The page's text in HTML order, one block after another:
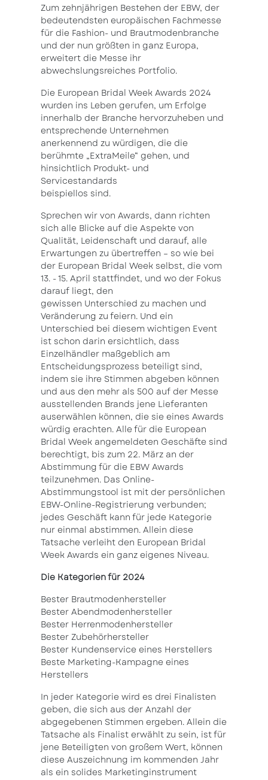
Zum zehnjährigen Bestehen der EBW, der
bedeutendsten europäischen Fachmesse
für die Fashion- und Brautmodenbranche
und der nun größten in ganz Europa,
erweitert die Messe ihr
abwechslungsreiches Portfolio.
Die European Bridal Week Awards 2024
wurden ins Leben gerufen, um Erfolge
innerhalb der Branche hervorzuheben und
entsprechende Unternehmen
anerkennend zu würdigen, die die
berühmte „ExtraMeile“ gehen, und
hinsichtlich Produkt- und
Servicestandards
beispiellos sind.
Sprechen wir von Awards, dann richten
sich alle Blicke auf die Aspekte von
Qualität, Leidenschaft und darauf, alle
Erwartungen zu übertreffen – so wie bei
der European Bridal Week selbst, die vom
13. - 15. April stattfindet, und wo der Fokus
darauf liegt, den
gewissen Unterschied zu machen und
Veränderung zu feiern. Und ein
Unterschied bei diesem wichtigen Event
ist schon darin ersichtlich, dass
Einzelhändler maßgeblich am
Entscheidungsprozess beteiligt sind,
indem sie ihre Stimmen abgeben können
und aus den mehr als 500 auf der Messe
ausstellenden Brands jene Lieferanten
auserwählen können, die sie eines Awards
würdig erachten. Alle für die European
Bridal Week angemeldeten Geschäfte sind
berechtigt, bis zum 22. März an der
Abstimmung für die EBW Awards
teilzunehmen. Das Online-
Abstimmungstool ist mit der persönlichen
EBW-Online-Registrierung verbunden;
jedes Geschäft kann für jede Kategorie
nur einmal abstimmen. Allein diese
Tatsache verleiht den European Bridal
Week Awards ein ganz eigenes Niveau.
Die Kategorien für 2024
Bester Brautmodenhersteller
Bester Abendmodenhersteller
Bester Herrenmodenhersteller
Bester Zubehörhersteller
Bester Kundenservice eines Herstellers
Beste Marketing-Kampagne eines
Herstellers
In jeder Kategorie wird es drei Finalisten
geben, die sich aus der Anzahl der
abgegebenen Stimmen ergeben. Allein die
Tatsache als Finalist erwählt zu sein, ist für
jene Beteiligten von großem Wert, können
diese Auszeichnung im kommenden Jahr
als ein solides Marketinginstrument